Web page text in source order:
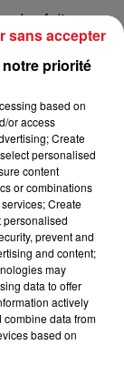
des faits, a
24 et 26 août
été
priorité
based on
or access
Create
personalised
content
or combinations
Create
personalised
prevent and
and content;
may
data to offer
actively
data from
based on
sans accepter